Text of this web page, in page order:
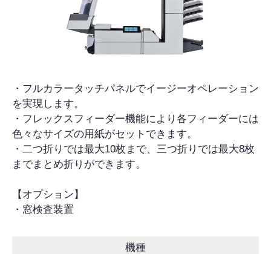
・フルカラータッチパネルでイージーオペレーション
を実現します。
・フレックスフィーダー機能により各フィーダーには
色々なサイズの用紙がセットできます。
・二つ折りでは最大10枚まで、三つ折りでは最大8枚
までまとめ折りができます。
【オプション】
・窓検査装置
機種